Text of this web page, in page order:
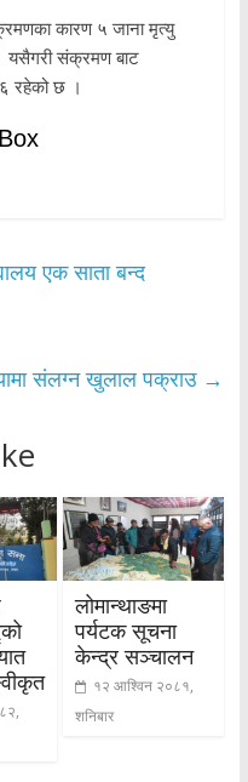
कारण ५ जाना मृत्यु
यसैगरी संक्रमण बाट
रहेको छ ।
एक साता बन्द
संलग्न खुलाल पक्राउ →
लोमान्थाङमा
पर्यटक सूचना
केन्द्र सञ्चालन
१२ आश्विन २०८१,
शनिबार